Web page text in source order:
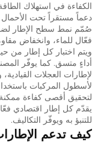
الكفاءة في استهلاك
دعماً مستقراً تحت الأحمال
صُمّم نمط سطح الإطار
فعّال للماء، وانخفاض
ويتم اختبار كل إطار من
أداءٍ متسق. كما يوفّر
لإطارات العجلات
لأسطول المركبات
لتحقيق أقصى كفاءة
يقدّم كل إطار اقتصادي
للتنبؤ به ويوفّر التكاليف.
كيف تدعم